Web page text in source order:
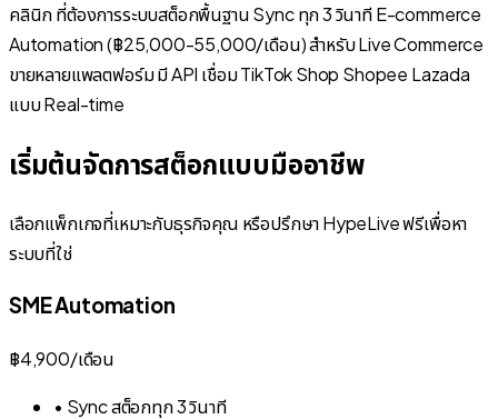
คลินิก ที่ต้องการระบบสต็อกพื้นฐาน Sync ทุก 3 วินาที E-commerce
Automation (฿25,000-55,000/เดือน) สำหรับ Live Commerce
ขายหลายแพลตฟอร์ม มี API เชื่อม TikTok Shop Shopee Lazada
แบบ Real-time
เริ่มต้นจัดการสต็อกแบบมืออาชีพ
เลือกแพ็กเกจที่เหมาะกับธุรกิจคุณ หรือปรึกษา HypeLive ฟรีเพื่อหา
ระบบที่ใช่
SME Automation
฿4,900/เดือน
• Sync สต็อกทุก 3 วินาที